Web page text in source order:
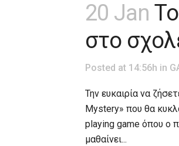
20 Jan
στο
Posted at 14:56h in
Την ευκαιρία να
Mystery» που θα
playing game όπου ο
μαθαίνει...